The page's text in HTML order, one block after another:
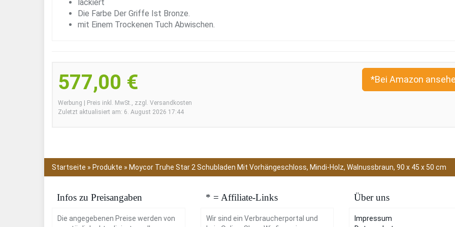
lackiert
Die Farbe Der Griffe Ist Bronze.
mit Einem Trockenen Tuch Abwischen.
577,00 €
Werbung | Preis inkl. MwSt., zzgl. Versandkosten
Zuletzt aktualisiert am: 6. August 2026 17:44
*Bei Amazon
Startseite » Produkte » Moycor Truhe Star 2 Schubladen Mit Vorhängeschloss, Mindi-Holz, Walnussbraun, 90 x 45 x 50 cm
Infos zu Preisangaben
Die angegebenen Preise werden von
* = Affiliate-Links
Wir sind ein Verbraucherportal und
Über uns
Impressum